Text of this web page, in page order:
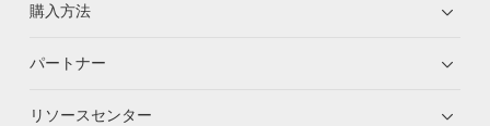
購入方法
パートナー
リソースセンター